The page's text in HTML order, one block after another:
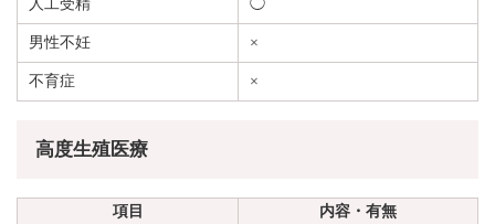
人工受精 ◯
男性不妊 ×
不育症 ×
高度生殖医療
項目
内容・有無